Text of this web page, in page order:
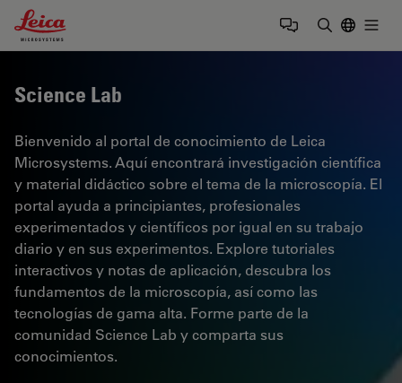
Leica Microsystems Logo
Science Lab
Bienvenido al portal de conocimiento de Leica
Microsystems. Aquí encontrará investigación científica
y material didáctico sobre el tema de la microscopía. El
portal ayuda a principiantes, profesionales
experimentados y científicos por igual en su trabajo
diario y en sus experimentos. Explore tutoriales
interactivos y notas de aplicación, descubra los
fundamentos de la microscopía, así como las
tecnologías de gama alta. Forme parte de la
comunidad Science Lab y comparta sus
conocimientos.